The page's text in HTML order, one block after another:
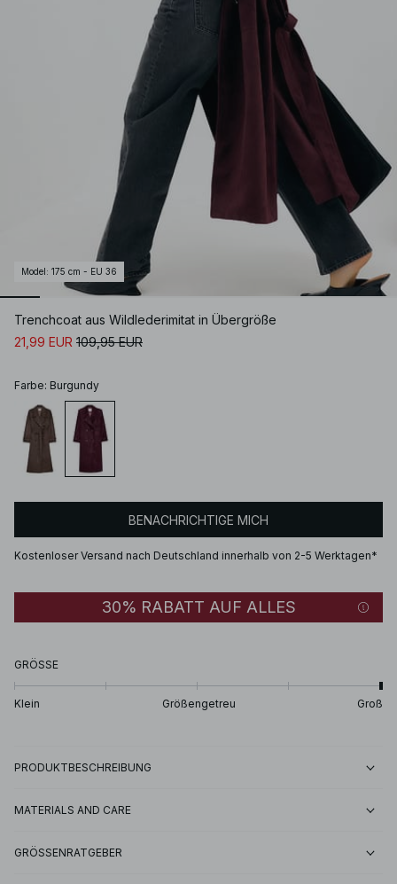
Model : 175 cm - EU 36
Trenchcoat aus Wildlederimitat in Übergröße
21,99 EUR 109,95 EUR
Farbe: Burgundy
BENACHRICHTIGE MICH
Kostenloser Versand nach Deutschland innerhalb von 2-5 Werktagen*
30% RABATT AUF ALLES
GRÖSSE
Klein Größengetreu Groß
PRODUKTBESCHREIBUNG
MATERIALS AND CARE
GRÖSSENRATGEBER